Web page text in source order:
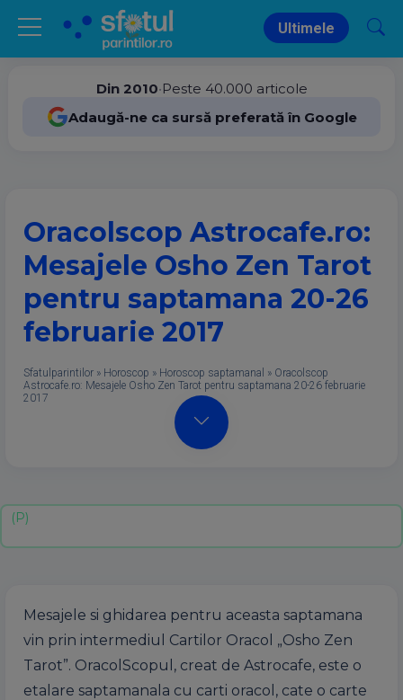
Ultimele
Din 2010•Peste 40.000 articole
Adaugă-ne ca sursă preferată în Google
Oracolscop Astrocafe.ro:
Mesajele Osho Zen Tarot
pentru saptamana 20-26
februarie 2017
Sfatulparintilor » Horoscop » Horoscop saptamanal » Oracolscop
Astrocafe.ro: Mesajele Osho Zen Tarot pentru saptamana 20-26 februarie
2017
Mesajele si ghidarea pentru aceasta saptamana
vin prin intermediul Cartilor Oracol „Osho Zen
Tarot”. OracolScopul, creat de Astrocafe, este o
etalare saptamanala cu carti oracol, cate o carte